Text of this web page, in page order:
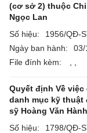
(cơ sở 2) thuộc Chi
Ngọc Lan
Số hiệu:
1956/QĐ-
Ngày ban hành:
03/
File đính kèm:
Quyết định Về
danh mục kỹ thuật
sỹ Hoàng Văn
Số hiệu:
1798/QĐ-